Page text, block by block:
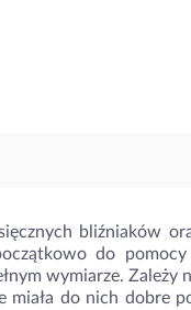
bliźniaków
do
wymiarze. Zależy
miała do nich dobre